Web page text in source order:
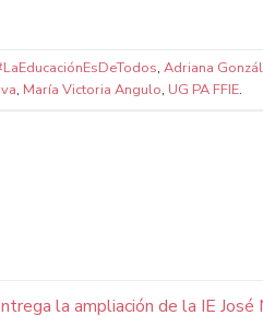
, Adriana
, María Victoria Angulo, UG PA FFIE.
la ampliación de la IE José